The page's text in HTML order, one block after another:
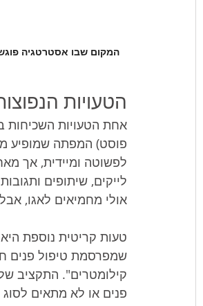
המקום שבו אסטרטגיה
הטעויות
פוסט) המפתה שמופיע
לפשוטה ומיידית, אך
לייקים, שיתופים
אולי מחמיאים לאגו,
טעות קריטית נוספת היא
קילומטרים". התקציב
פנים או לא מתאים